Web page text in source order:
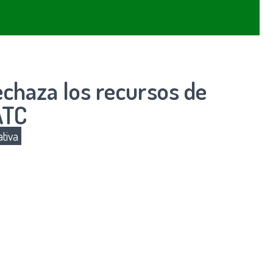
los recursos de